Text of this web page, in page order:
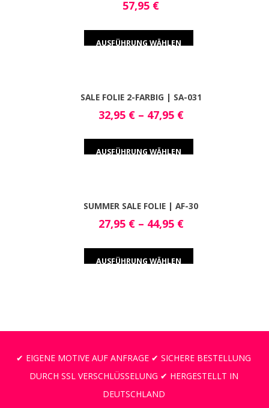
57,95 €
AUSFÜHRUNG WÄHLEN
SALE FOLIE 2-FARBIG | SA-031
32,95 €– 47,95 €
AUSFÜHRUNG WÄHLEN
SUMMER SALE FOLIE | AF-30
27,95 €– 44,95 €
AUSFÜHRUNG WÄHLEN
✔ EIGENE MOTIVE AUF ANFRAGE ✔ SICHERE BESTELLUNG
DURCH SSL VERSCHLÜSSELUNG ✔ HERGESTELLT IN
DEUTSCHLAND